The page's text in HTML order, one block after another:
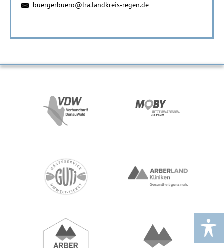
buergerbuero@lra.landkreis-regen.de